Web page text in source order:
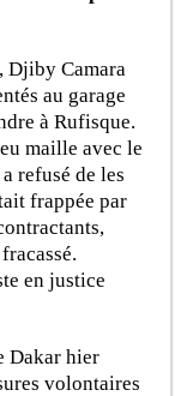
Djiby Camara
au garage
à Rufisque.
maille avec le
refusé de les
frappée par
en justice
Dakar hier
volontaires